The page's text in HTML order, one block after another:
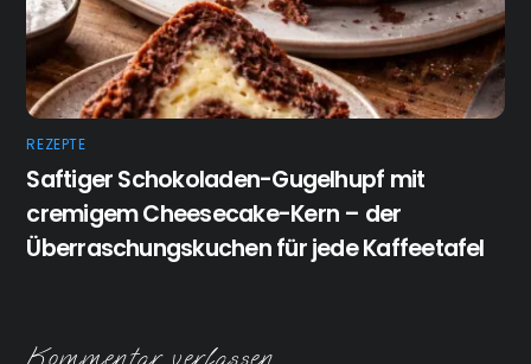
REZEPTE
Saftiger Schokoladen-Gugelhupf mit
cremigem Cheesecake-Kern – der
Überraschungskuchen für jede Kaffeetafel
Kommentar verfassen